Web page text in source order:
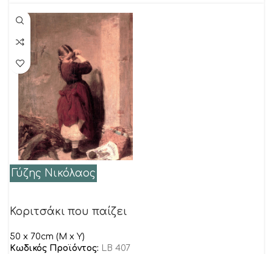
Γύζης Νικόλαος
Κοριτσάκι που παίζει
50 x 70cm (M x Y)
Κωδικός Προϊόντος: LB 407